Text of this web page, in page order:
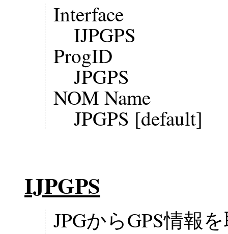
Interface
IJPGPS
ProgID
JPGPS
NOM Name
JPGPS [default]
IJPGPS
JPGからGPS情報